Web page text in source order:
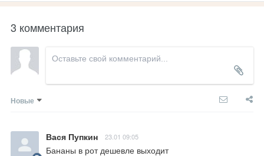
3 комментария
Новые
Вася Пупкин 23.01 09:05
Бананы в рот дешевле выходит